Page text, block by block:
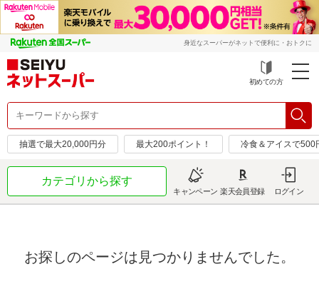
身近なスーパーがネットで便利に・おトクに
初めての方
抽選で最大20,000円分 最大200ポイント！ 冷食＆アイスで500
カテゴリから探す
キャンペーン 楽天会員登録 ログイン
お探しのページは見つかりませんでした。